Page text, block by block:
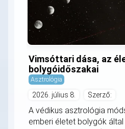
Vimsóttari dása, az
bolygóidőszakai
Asztrológia
2026. július 8. Szerző:
A védikus asztrológia
emberi életet bolygók által